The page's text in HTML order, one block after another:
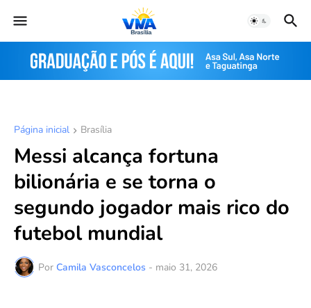
Página inicial Brasília
Messi alcança fortuna
bilionária e se torna o
segundo jogador mais rico do
futebol mundial
Por Camila Vasconcelos - maio 31, 2026